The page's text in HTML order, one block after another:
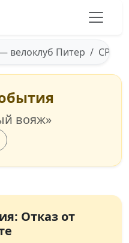
велоклуб Питер СРВ:
вояж»
Отказ от